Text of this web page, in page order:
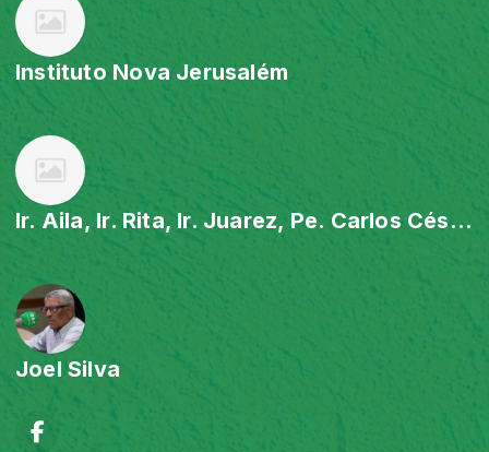
Instituto Nova Jerusalém
Ir. Aila, Ir. Rita, Ir. Juarez, Pe. Carlos César e Pe. Fabrício
Joel Silva